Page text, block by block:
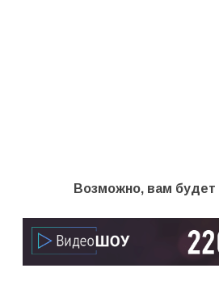
Возможно, вам будет